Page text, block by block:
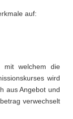
auf:
mit welchem die
wird
aus Angebot und
verwechselt